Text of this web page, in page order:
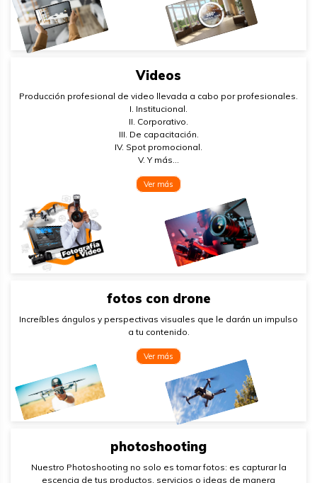
Videos
Producción profesional de video llevada a cabo por profesionales.
I. Institucional.
II. Corporativo.
III. De capacitación.
IV. Spot promocional.
V. Y más…
Ver más
fotos con drone
Increíbles ángulos y perspectivas visuales que le darán un impulso
a tu contenido.
Ver más
photoshooting
Nuestro Photoshooting no solo es tomar fotos: es capturar la
escencia de tus productos, servicios o ideas de manera